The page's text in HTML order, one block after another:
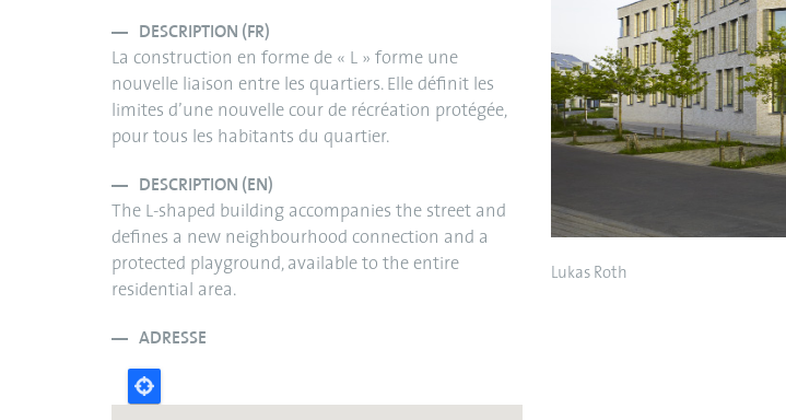
DESCRIPTION (FR)
La construction en forme de « L » forme une
nouvelle liaison entre les quartiers. Elle définit les
limites d’une nouvelle cour de récréation protégée,
pour tous les habitants du quartier.
DESCRIPTION (EN)
The L-shaped building accompanies the street and
defines a new neighbourhood connection and a
protected playground, available to the entire
residential area.
ADRESSE
Lukas Roth